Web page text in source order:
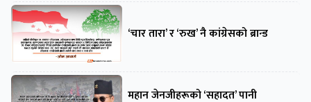
‘चार तारा’ र ‘रुख’ नै कांग्रेसको ब्रान्ड
महान जेनजीहरूको ‘सहादत’ पानी